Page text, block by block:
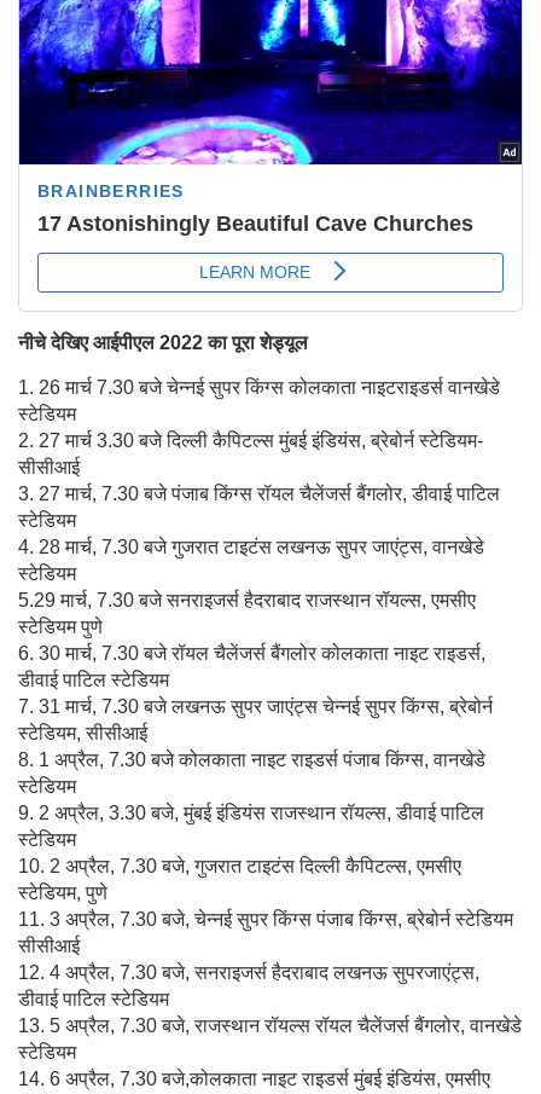
नीचे देखिए आईपीएल 2022 का पूरा शेड्यूल
1. 26 मार्च 7.30 बजे चेन्नई सुपर किंग्स कोलकाता नाइटराइडर्स वानखेडे
स्टेडियम
2. 27 मार्च 3.30 बजे दिल्ली कैपिटल्स मुंबई इंडियंस, ब्रेबोर्न स्टेडियम-
सीसीआई
3. 27 मार्च, 7.30 बजे पंजाब किंग्स रॉयल चैलेंजर्स बैंगलोर, डीवाई पाटिल
स्टेडियम
4. 28 मार्च, 7.30 बजे गुजरात टाइटंस लखनऊ सुपर जाएंट्स, वानखेडे
स्टेडियम
5.29 मार्च, 7.30 बजे सनराइजर्स हैदराबाद राजस्थान रॉयल्स, एमसीए
स्टेडियम पुणे
6. 30 मार्च, 7.30 बजे रॉयल चैलेंजर्स बैंगलोर कोलकाता नाइट राइडर्स,
डीवाई पाटिल स्टेडियम
7. 31 मार्च, 7.30 बजे लखनऊ सुपर जाएंट्स चेन्नई सुपर किंग्स, ब्रेबोर्न
स्टेडियम, सीसीआई
8. 1 अप्रैल, 7.30 बजे कोलकाता नाइट राइडर्स पंजाब किंग्स, वानखेडे
स्टेडियम
9. 2 अप्रैल, 3.30 बजे, मुंबई इंडियंस राजस्थान रॉयल्स, डीवाई पाटिल
स्टेडियम
10. 2 अप्रैल, 7.30 बजे, गुजरात टाइटंस दिल्ली कैपिटल्स, एमसीए
स्टेडियम, पुणे
11. 3 अप्रैल, 7.30 बजे, चेन्नई सुपर किंग्स पंजाब किंग्स, ब्रेबोर्न स्टेडियम
सीसीआई
12. 4 अप्रैल, 7.30 बजे, सनराइजर्स हैदराबाद लखनऊ सुपरजाएंट्स,
डीवाई पाटिल स्टेडियम
13. 5 अप्रैल, 7.30 बजे, राजस्थान रॉयल्स रॉयल चैलेंजर्स बैंगलोर, वानखेडे
स्टेडियम
14. 6 अप्रैल, 7.30 बजे,कोलकाता नाइट राइडर्स मुंबई इंडियंस, एमसीए